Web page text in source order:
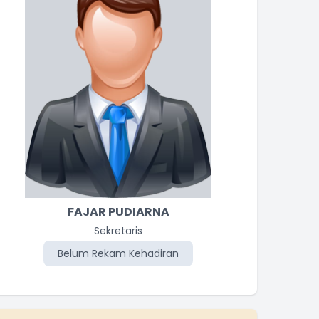
FAJAR PUDIARNA
Sekretaris
Belum Rekam Kehadiran